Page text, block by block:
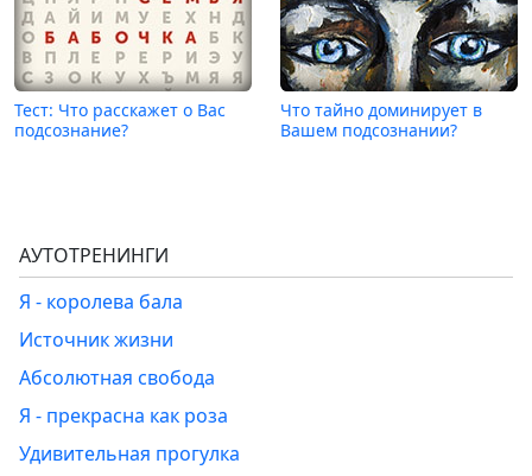
Тест: Что расскажет о Вас
подсознание?
Что тайно доминирует в
Вашем подсознании?
АУТОТРЕНИНГИ
Я - королева бала
Источник жизни
Абсолютная свобода
Я - прекрасна как роза
Удивительная прогулка